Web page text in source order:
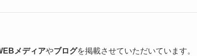
メディアやブログを掲載させていただいています。